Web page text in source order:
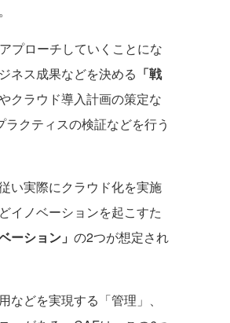
プローチしていくことにな
ネス成果などを決める 「戦
クラウド導入計画の策定な
クティスの検証などを行う
い実際にクラウド化を実施
イノベーションを起こすた
ーション」 の2つが想定され
どを実現する「管理」、